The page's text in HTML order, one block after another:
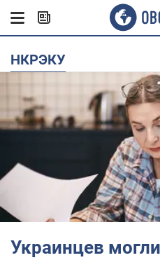
НКРЭКУ
Украинцев